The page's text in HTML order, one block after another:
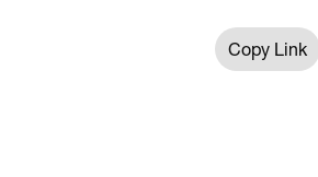
Copy Link